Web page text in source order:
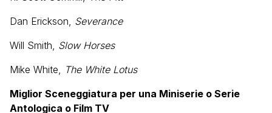
Dan Erickson, Severance
Will Smith, Slow Horses
Mike White, The White Lotus
Miglior Sceneggiatura per una Miniserie o Serie
Antologica o Film TV